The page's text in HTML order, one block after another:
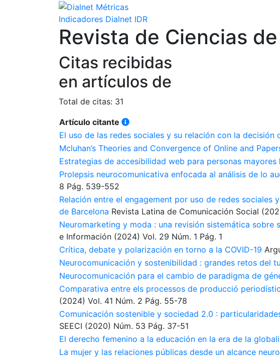
Indicadores Dialnet IDR
Revista de Ciencias
Citas recibidas
en artículos de
Total de citas: 31
Artículo citante
El uso de las redes sociales y su relación con la decisión
Mcluhan’s Theories and Convergence of Online and
Estrategias de accesibilidad web para personas mayores
Prolepsis neurocomunicativa enfocada al análisis de lo
8 Pág. 539-552
Relación entre el engagement por uso de redes
de Barcelona Revista Latina de Comunicación Social
Neuromarketing y moda : una revisión sistemática sobre
e Información (2024) Vol. 29 Núm. 1 Pág. 1
Crítica, debate y polarización en torno a la COVID-19
Neurocomunicación y sostenibilidad : grandes retos del
Neurocomunicación para el cambio de paradigma de
Comparativa entre els processos de producció
(2024) Vol. 41 Núm. 2 Pág. 55-78
Comunicación sostenible y sociedad 2.0 :
SEECI (2020) Núm. 53 Pág. 37-51
El derecho femenino a la educación en la era de la
La mujer y las relaciones públicas desde un alcance